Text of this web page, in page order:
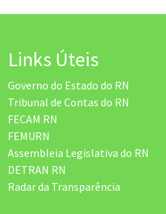
Links Úteis
Governo do Estado do RN
Tribunal de Contas do RN
FECAM RN
FEMURN
Assembleia Legislativa do RN
DETRAN RN
Radar da Transparência